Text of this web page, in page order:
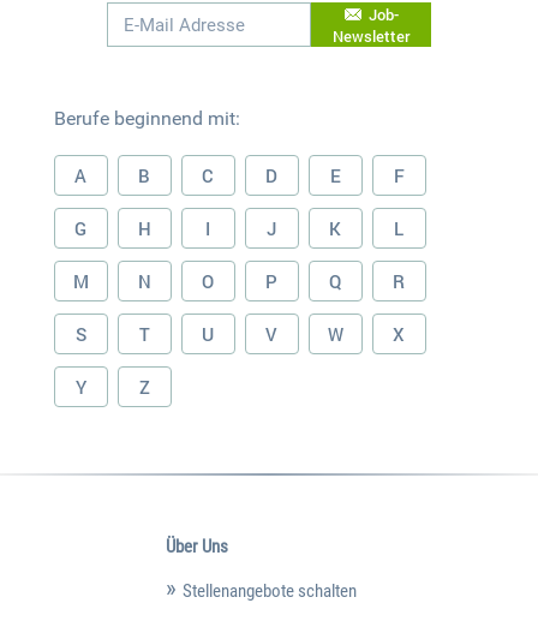
Job-
Newsletter
Berufe beginnend mit:
A B C D E F
G H I J K L
M N O P Q R
S T U V W X
Y Z
Über Uns
Stellenangebote schalten